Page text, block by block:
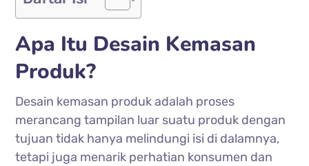
Apa Itu Desain Kemasan
Produk?
Desain kemasan produk adalah proses
merancang tampilan luar suatu produk dengan
tujuan tidak hanya melindungi isi di dalamnya,
tetapi juga menarik perhatian konsumen dan